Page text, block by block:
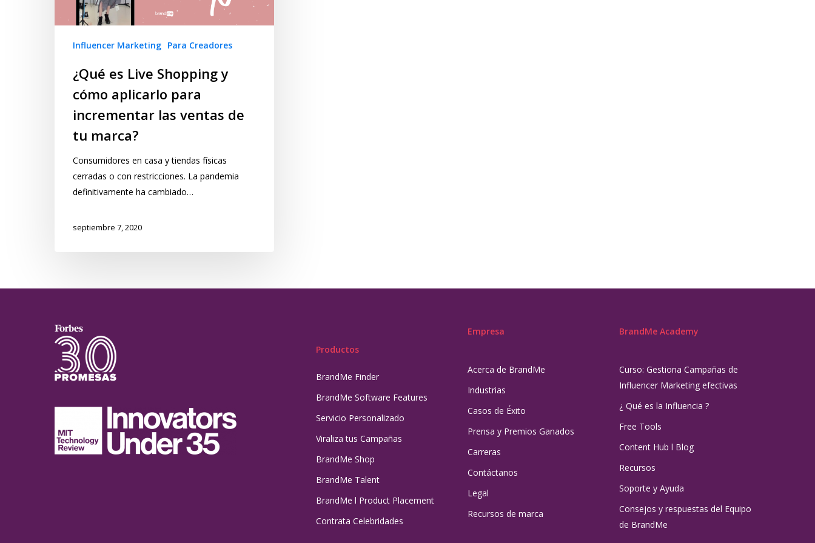
Influencer Marketing Para Creadores
¿Qué es Live Shopping y
cómo aplicarlo para
incrementar las ventas de
tu marca?
Consumidores en casa y tiendas físicas
cerradas o con restricciones. La pandemia
definitivamente ha cambiado…
septiembre 7, 2020
Productos
BrandMe Finder
BrandMe Software Features
Servicio Personalizado
Viraliza tus Campañas
BrandMe Shop
BrandMe Talent
BrandMe l Product Placement
Contrata Celebridades
Empresa
Acerca de BrandMe
Industrias
Casos de Éxito
Prensa y Premios Ganados
Carreras
Contáctanos
Legal
Recursos de marca
BrandMe Academy
Curso: Gestiona Campañas de
Influencer Marketing efectivas
¿ Qué es la Influencia ?
Free Tools
Content Hub l Blog
Recursos
Soporte y Ayuda
Consejos y respuestas del Equipo
de BrandMe